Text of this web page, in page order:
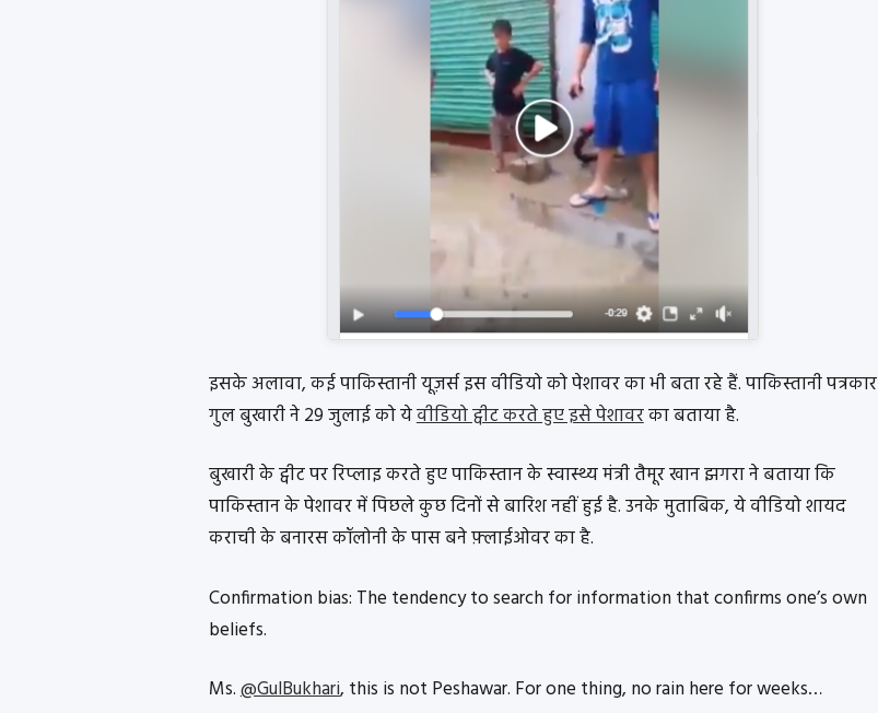
इसके अलावा, कई पाकिस्तानी यूज़र्स इस वीडियो को पेशावर का भी बता रहे हैं. पाकिस्तानी पत्रकार
गुल बुखारी ने 29 जुलाई को येवीडियो ट्वीट करते हुए इसे पेशावरका बताया है.
बुखारी के ट्वीट पर रिप्लाइ करते हुए पाकिस्तान के स्वास्थ्य मंत्री तैमूर खान झगरा ने बताया कि
पाकिस्तान के पेशावर में पिछले कुछ दिनों से बारिश नहीं हुई है. उनके मुताबिक, ये वीडियो शायद
कराची के बनारस कॉलोनी के पास बने फ़्लाईओवर का है.
Confirmation bias: The tendency to search for information that confirms one’s own
beliefs.
Ms.@GulBukhari, this is not Peshawar. For one thing, no rain here for weeks…